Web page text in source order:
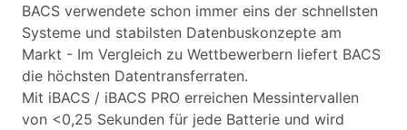
BACS verwendete schon immer eins der schnellsten
Systeme und stabilsten Datenbuskonzepte am
Markt - Im Vergleich zu Wettbewerbern liefert BACS
die höchsten Datentransferraten.
Mit iBACS / iBACS PRO erreichen Messintervallen
von <0,25 Sekunden für jede Batterie und wird